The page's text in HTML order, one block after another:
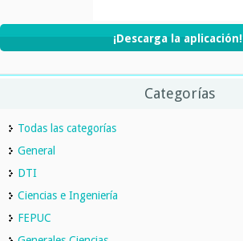
¡Descarga la aplicación!
Categorías
Todas las categorías
General
DTI
Ciencias e Ingeniería
FEPUC